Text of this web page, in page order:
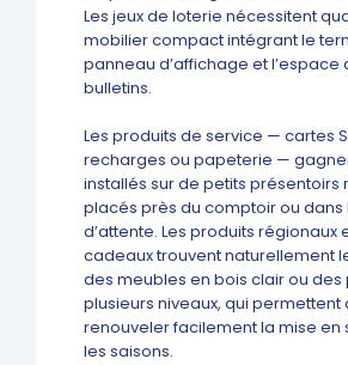
Les jeux de loterie nécessitent
mobilier compact intégrant le
panneau d’affichage et l’espace
bulletins.
Les produits de service — cartes
recharges ou papeterie —
installés sur de petits présentoirs
placés près du comptoir ou dans
d’attente. Les produits régionaux
cadeaux trouvent naturellement
des meubles en bois clair ou des
plusieurs niveaux, qui permettent
renouveler facilement la mise en
les saisons.